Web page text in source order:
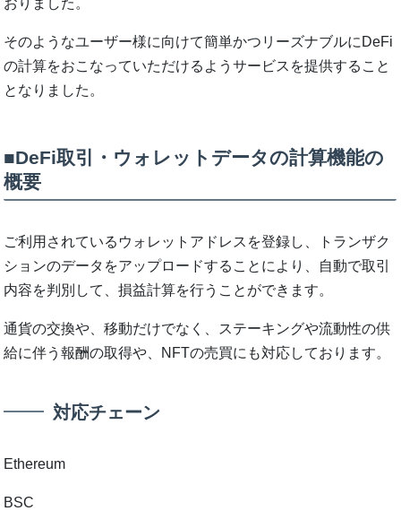
おりました。
そのようなユーザー様に向けて簡単かつリーズナブルにDeFi
の計算をおこなっていただけるようサービスを提供すること
となりました。
■DeFi取引・ウォレットデータの計算機能の
概要
ご利⽤されているウォレットアドレスを登録し、トランザク
ションのデータをアップロードすることにより、⾃動で取引
内容を判別して、損益計算を⾏うことができます。
通貨の交換や、移動だけでなく、ステーキングや流動性の供
給に伴う報酬の取得や、NFTの売買にも対応しております。
対応チェーン
Ethereum
BSC